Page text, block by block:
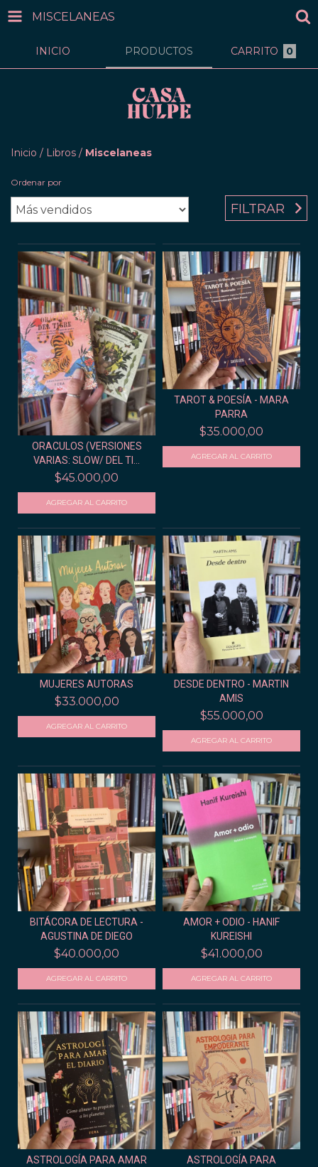
MISCELANEAS
INICIO PRODUCTOS CARRITO 0
Inicio / Libros / Miscelaneas
Ordenar por
FILTRAR
ORACULOS (VERSIONES
VARIAS: SLOW/ DEL TI...
$45.000,00
TAROT & POESÍA - MARA
PARRA
$35.000,00
MUJERES AUTORAS
$33.000,00
DESDE DENTRO - MARTIN
AMIS
$55.000,00
BITÁCORA DE LECTURA -
AGUSTINA DE DIEGO
$40.000,00
AMOR + ODIO - HANIF
KUREISHI
$41.000,00
ASTROLOGÍA PARA AMAR
ASTROLOGÍA PARA